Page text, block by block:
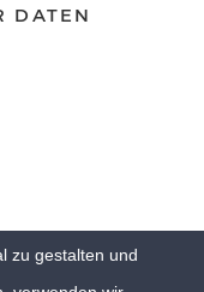
DATEN
zu gestalten und